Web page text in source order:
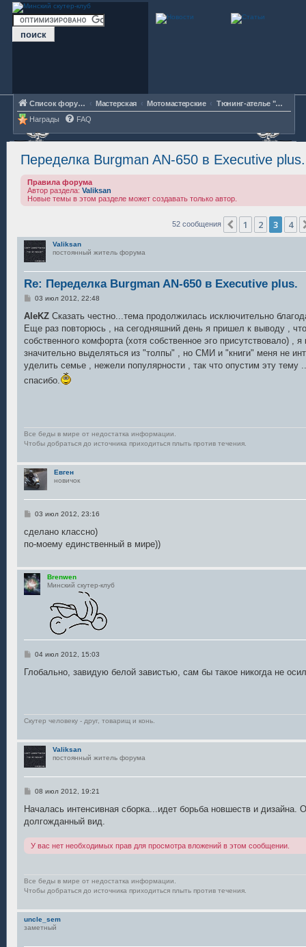
Список форумов Мастерская Мотомастерские
Тюнинг-ателье "Valiksan"
Награды
FAQ
Переделка Burgman AN-650 в Executive plus.
Правила форума
Автор раздела: Valiksan
Новые темы в этом разделе может создавать только автор.
52 сообщения Пред.
1 2 3 4
Valiksan
постоянный житель форума
Re: Переделка Burgman AN-650 в Executive plus.
С
о
щ
е
и
е
03 июл 2012, 22:48
AleKZ Сказать честно...тема продолжилась исключительно
Еще раз повторюсь , на сегодняшний день я пришел к выводу ,
собственного комфорта (хотя собственное эго присутствовало) ,
значительно выделяться из "толпы" , но СМИ и "книги" меня не
уделить семье , нежели популярности , так что опустим эту
спасибо.
Все беды в мире от недостатка информации.
Чтобы добраться до источника приходиться плыть против течения.
Евген
новичок
С
о
б
щ
и
е
03 июл 2012, 23:16
сделано классно)
по-моему единственный в мире))
Brenwen
Минский скутер-клуб
С
о
е
04 июл 2012, 15:03
Глобально, завидую белой завистью, сам бы такое никогда не
Скутер человеку - друг, товарищ и конь.
Valiksan
постоянный житель форума
С
о
щ
н
и
е
08 июл 2012, 19:21
Началась интенсивная сборка...идет борьба новшеств и дизайна.
долгожданный вид.
У вас нет необходимых прав для просмотра вложений в этом сообщении.
Все беды в мире от недостатка информации.
Чтобы добраться до источника приходиться плыть против течения.
uncle_sem
заметный